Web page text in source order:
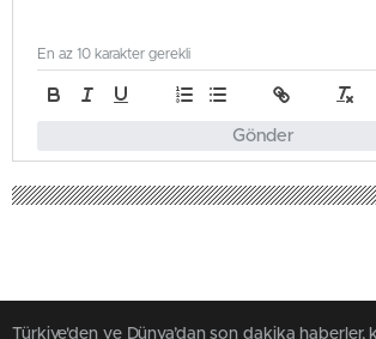
Gönder
En az 10 karakter gerekli